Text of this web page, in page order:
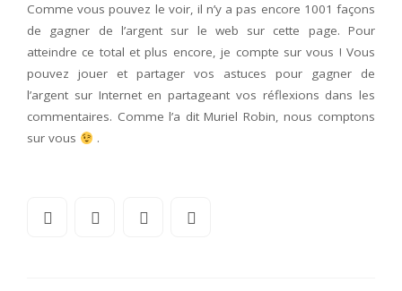
Comme vous pouvez le voir, il n’y a pas encore 1001 façons
de gagner de l’argent sur le web sur cette page. Pour
atteindre ce total et plus encore, je compte sur vous ! Vous
pouvez jouer et partager vos astuces pour gagner de
l’argent sur Internet en partageant vos réflexions dans les
commentaires. Comme l’a dit Muriel Robin, nous comptons
sur vous
.